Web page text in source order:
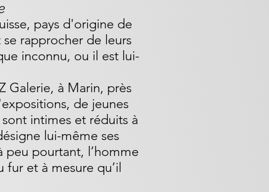
pays d'origine de
rapprocher de leurs
inconnu, ou il est lui-
Galerie, à Marin, près
de jeunes
intimes et réduits à
lui-même ses
peu pourtant, l’homme
et à mesure qu’il